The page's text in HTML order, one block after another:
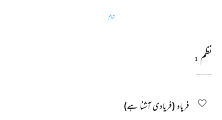
تمام
نظم 1
فریاد (فریادی آشنا ہے)